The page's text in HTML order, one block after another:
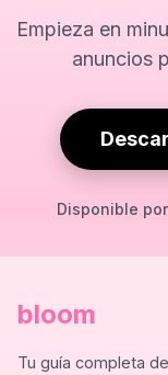
Empieza en
anuncios
Disponible
bloom
Tu guía completa